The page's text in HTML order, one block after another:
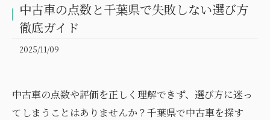
中古車の点数と千葉県で失敗しない選び方
徹底ガイド
2025/11/09
中古車の点数や評価を正しく理解できず、選び方に迷っ
てしまうことはありませんか？千葉県で中古車を探す